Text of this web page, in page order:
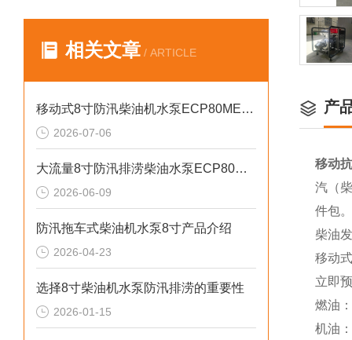
相关文章 / ARTICLE
移动式8寸防汛柴油机水泵ECP80ME产品介绍
2026-07-06
大流量8寸防汛排涝柴油水泵ECP80ME产品介绍
2026-06-09
防汛拖车式柴油机水泵8寸产品介绍
2026-04-23
选择8寸柴油机水泵防汛排涝的重要性
2026-01-15
产
移动
汽（
件包。
柴油
移动
立即
燃油
机油